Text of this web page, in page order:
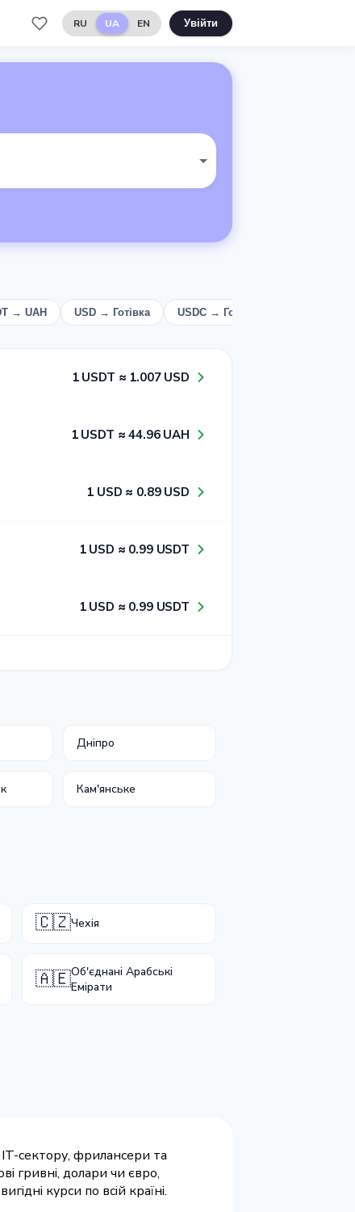
RU UA EN Увійти
→ UAH USD → Готівка USDC → Готівка
1​ USDT ≈ 1​.0​0​7​ USD
1​ USDT ≈ 4​4​.9​6​ UAH
1​ USD ≈ 0​.8​9​ USD
1​ USD ≈ 0​.9​9​ USDT
1​ USD ≈ 0​.9​9​ USDT
Дніпро
Кам'янське
🇨🇿Чехія
🇦🇪Об'єднані Арабські
Емірати
IT-сектору, фрилансери та
гривні, долари чи євро,
курси по всій країні.